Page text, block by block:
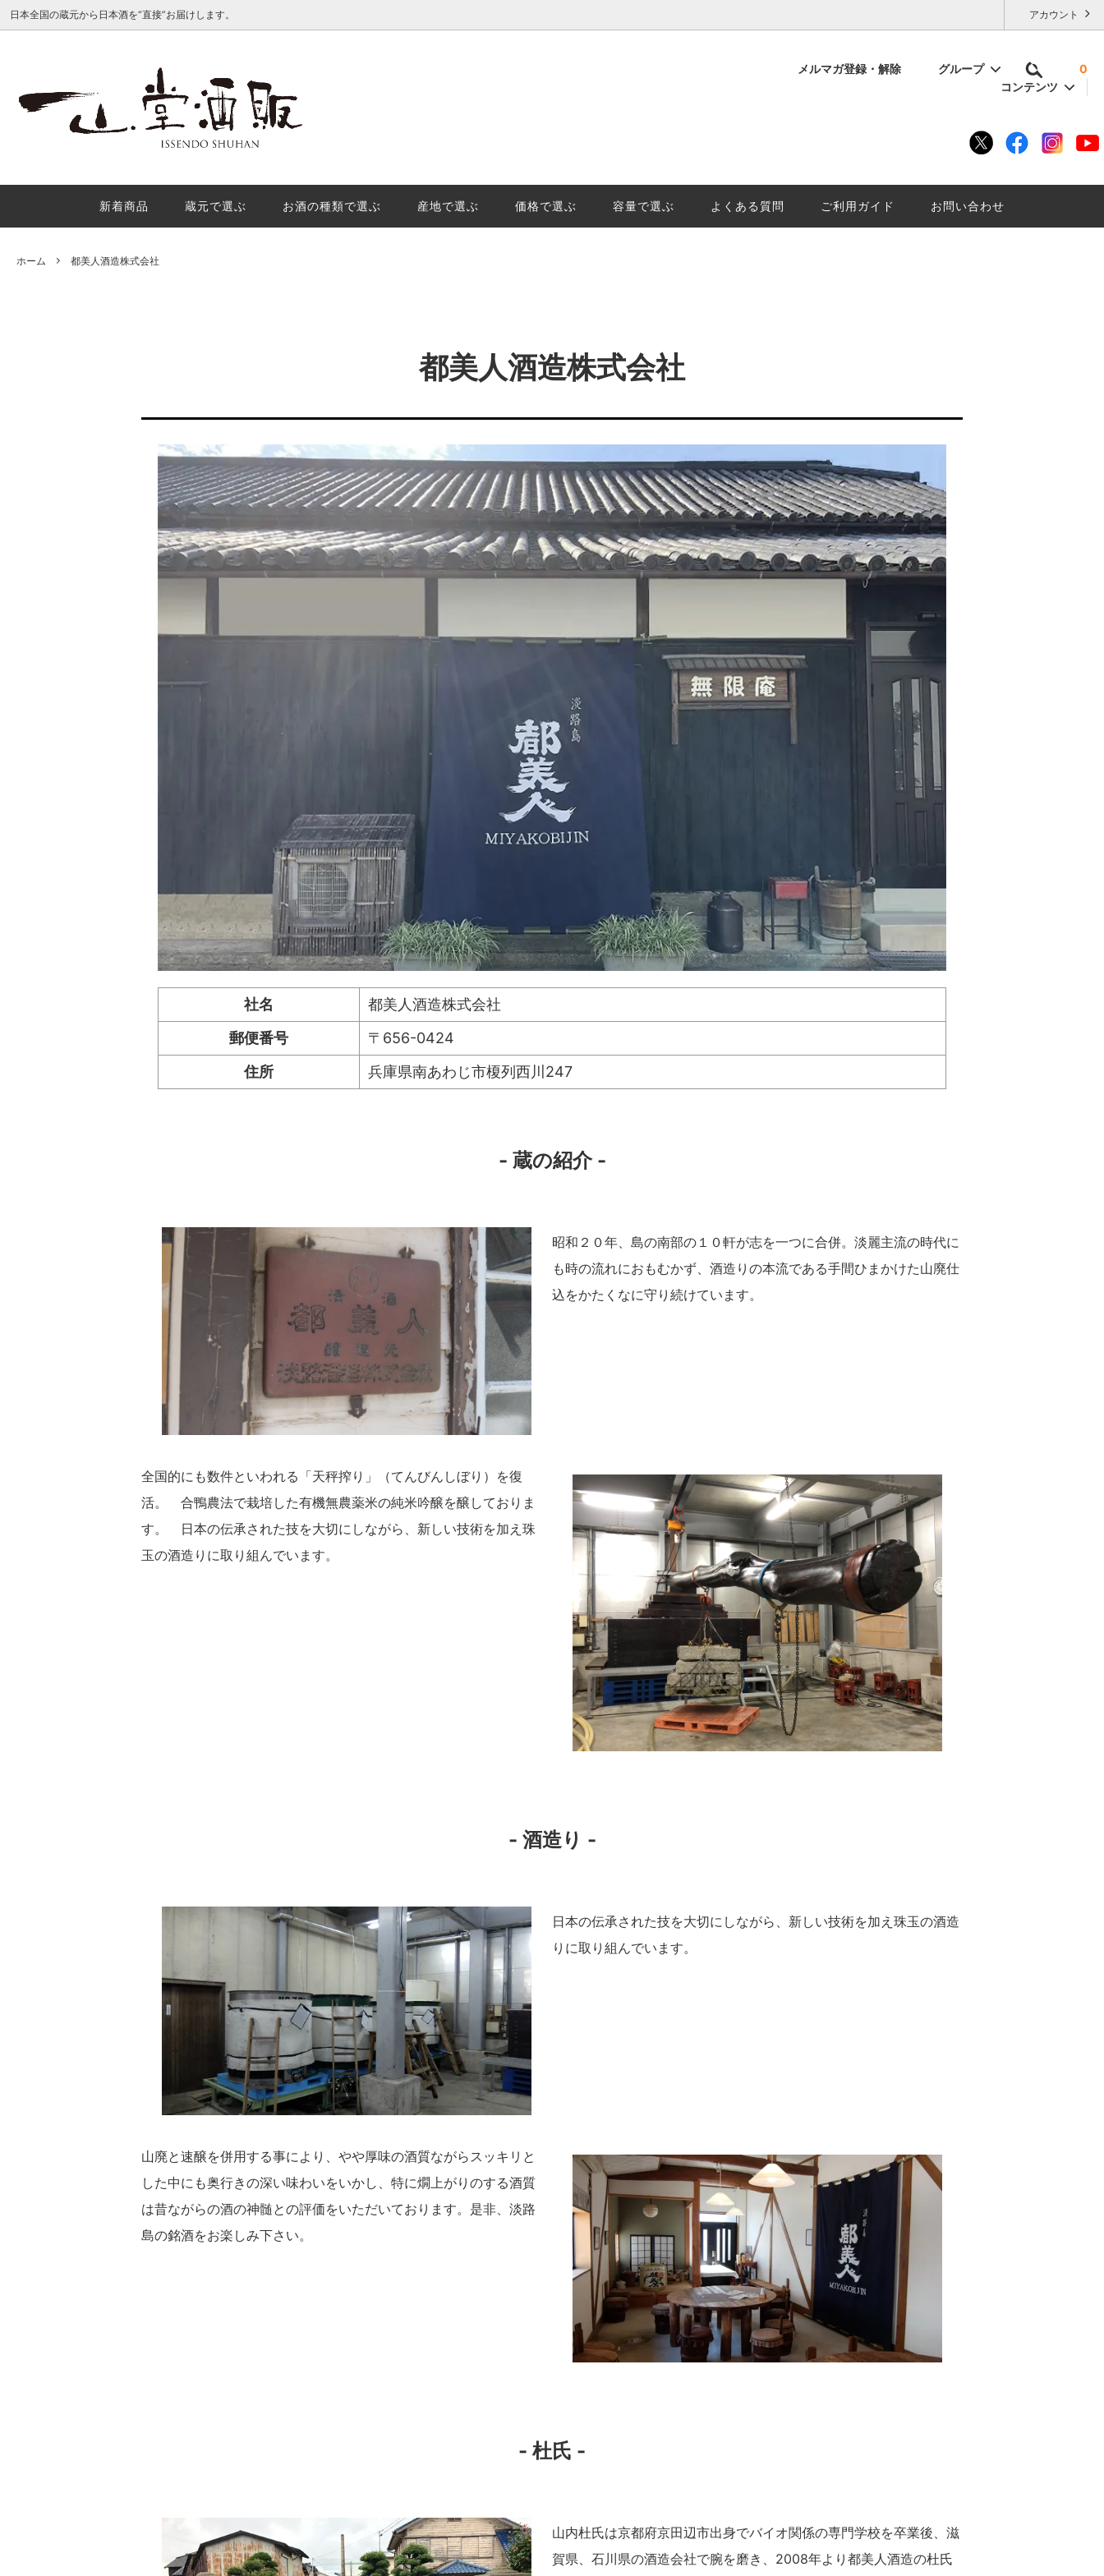
アカウント
日本全国の蔵元から日本酒を“直接”お届けします。
0
メルマガ登録・解除 グループ
種類別で選ぶ
コンテンツ
日本酒地理的表示（GI日本酒）を徹底解
残暑厳しい夏に「にごり酒は」はいかが
秋の味覚におすすめの秋酒３選
年末年始の受注及び発送についてのご案
内
新着商品 蔵元で選ぶ お酒の種類で選ぶ 産地で選ぶ 価格で選ぶ 容量で選ぶ よくある質問 ご利用ガイド お問い合わせ
ホーム 都美人酒造株式会社
都美人酒造株式会社
社名
都美人酒造株式会社
郵便番号
〒656-0424
住所
兵庫県南あわじ市榎列西川247
- 蔵の紹介 -
昭和２０年、島の南部の１０軒が志を一つに合併。淡麗主流の時代に
も時の流れにおもむかず、酒造りの本流である手間ひまかけた山廃仕
込をかたくなに守り続けています。
全国的にも数件といわれる「天秤搾り」（てんびんしぼり）を復
活。 合鴨農法で栽培した有機無農薬米の純米吟醸を醸しておりま
す。 日本の伝承された技を大切にしながら、新しい技術を加え珠
玉の酒造りに取り組んでいます。
- 酒造り -
日本の伝承された技を大切にしながら、新しい技術を加え珠玉の酒造
りに取り組んでいます。
山廃と速醸を併用する事により、やや厚味の酒質ながらスッキリと
した中にも奥行きの深い味わいをいかし、特に燗上がりのする酒質
は昔ながらの酒の神髄との評価をいただいております。是非、淡路
島の銘酒をお楽しみ下さい。
- 杜氏 -
山内杜氏は京都府京田辺市出身でバイオ関係の専門学校を卒業後、滋
賀県、石川県の酒造会社で腕を磨き、2008年より都美人酒造の杜氏